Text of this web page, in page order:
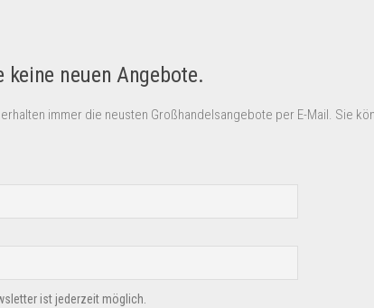
keine neuen Angebote.
immer die neusten Großhandelsangebote per E-Mail. Sie
ist jederzeit möglich.